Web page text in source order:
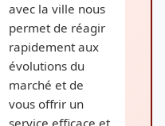
avec la ville nous
permet de réagir
rapidement aux
évolutions du
marché et de
vous offrir un